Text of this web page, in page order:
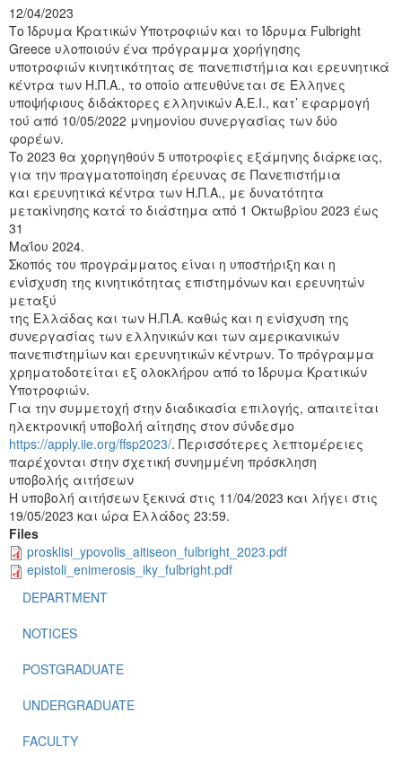
12/04/2023
Το Ίδρυμα Κρατικών Υποτροφιών και το Ίδρυμα Fulbright
Greece υλοποιούν ένα πρόγραμμα χορήγησης
υποτροφιών κινητικότητας σε πανεπιστήμια και ερευνητικά
κέντρα των Η.Π.Α., το οποίο απευθύνεται σε Έλληνες
υποψήφιους διδάκτορες ελληνικών Α.Ε.Ι., κατ’ εφαρμογή
τού από 10/05/2022 μνημονίου συνεργασίας των δύο
φορέων.
To 2023 θα χορηγηθούν 5 υποτροφίες εξάμηνης διάρκειας,
για την πραγματοποίηση έρευνας σε Πανεπιστήμια
και ερευνητικά κέντρα των Η.Π.Α., με δυνατότητα
μετακίνησης κατά το διάστημα από 1 Οκτωβρίου 2023 έως
31
Μαΐου 2024.
Σκοπός του προγράμματος είναι η υποστήριξη και η
ενίσχυση της κινητικότητας επιστημόνων και ερευνητών
μεταξύ
της Ελλάδας και των Η.Π.Α. καθώς και η ενίσχυση της
συνεργασίας των ελληνικών και των αμερικανικών
πανεπιστημίων και ερευνητικών κέντρων. Το πρόγραμμα
χρηματοδοτείται εξ ολοκλήρου από το Ίδρυμα Κρατικών
Υποτροφιών.
Για την συμμετοχή στην διαδικασία επιλογής, απαιτείται
ηλεκτρονική υποβολή αίτησης στον σύνδεσμο
https://apply.iie.org/ffsp2023/. Περισσότερες λεπτομέρειες
παρέχονται στην σχετική συνημμένη πρόσκληση
υποβολής αιτήσεων
Η υποβολή αιτήσεων ξεκινά στις 11/04/2023 και λήγει στις
19/05/2023 και ώρα Ελλάδος 23:59.
Files
prosklisi_ypovolis_aitiseon_fulbright_2023.pdf
epistoli_enimerosis_iky_fulbright.pdf
DEPARTMENT
NOTICES
POSTGRADUATE
UNDERGRADUATE
FACULTY